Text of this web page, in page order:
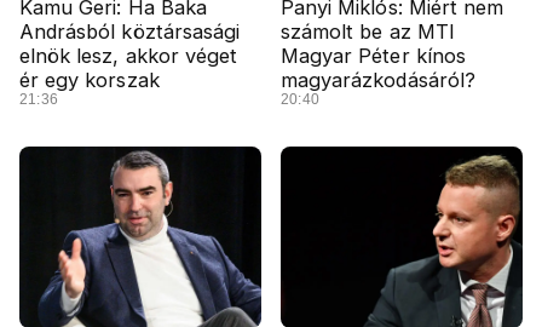
Kamu Geri: Ha Baka
Andrásból köztársasági
elnök lesz, akkor véget
ér egy korszak
21:36
Panyi Miklós: Miért nem
számolt be az MTI
Magyar Péter kínos
magyarázkodásáról?
20:40